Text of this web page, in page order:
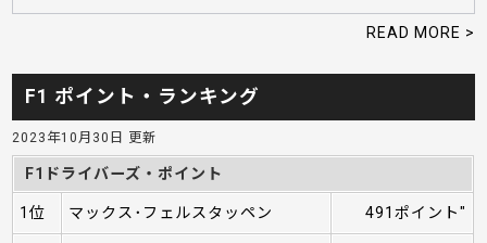
READ MORE >
F1 ポイント・ランキング
2023年10月30日 更新
F1ドライバーズ・ポイント
1位 マックス･フェルスタッペン 491ポイント"